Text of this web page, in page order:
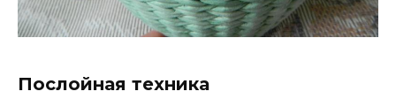
Послойная техника